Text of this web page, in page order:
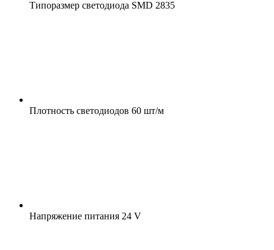
Типоразмер светодиода SMD 2835
Плотность светодиодов 60 шт/м
Напряжение питания 24 V